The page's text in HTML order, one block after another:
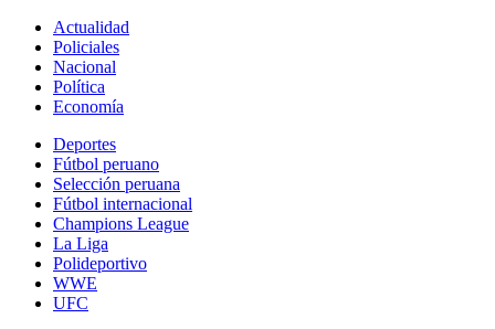
Actualidad
Policiales
Nacional
Política
Economía
Deportes
Fútbol peruano
Selección peruana
Fútbol internacional
Champions League
La Liga
Polideportivo
WWE
UFC